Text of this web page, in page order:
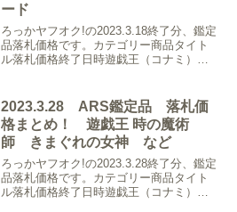
ード
ろっかヤフオク!の2023.3.18終了分、鑑定
品落札価格です。カテゴリー商品タイト
ル落札価格終了日時遊戯王（コナミ）
鑑定 PSA BGS 1円スタート10,5...
2023.3.28 ARS鑑定品 落札価
格まとめ！ 遊戯王 時の魔術
師 きまぐれの女神 など
ろっかヤフオク!の2023.3.28終了分、鑑定
品落札価格です。カテゴリー商品タイト
ル落札価格終了日時遊戯王（コナミ）